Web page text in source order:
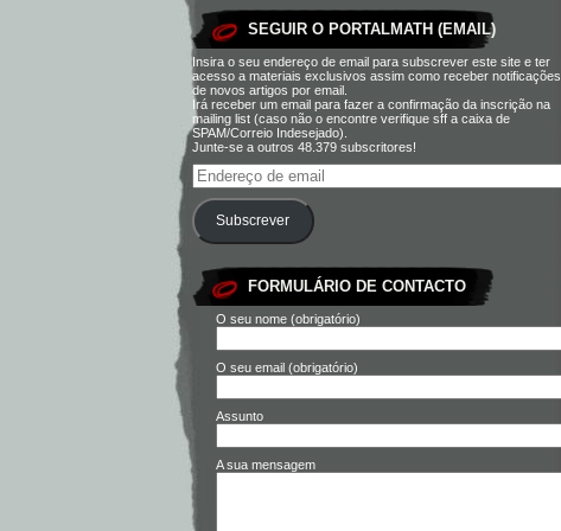
SEGUIR O PORTALMATH (EMAIL)
Insira o seu endereço de email para subscrever este site e ter
acesso a materiais exclusivos assim como receber notificações
de novos artigos por email.
Irá receber um email para fazer a confirmação da inscrição na
mailing list (caso não o encontre verifique sff a caixa de
SPAM/Correio Indesejado).
Junte-se a outros 48.379 subscritores!
Subscrever
FORMULÁRIO DE CONTACTO
O seu nome (obrigatório)
O seu email (obrigatório)
Assunto
A sua mensagem